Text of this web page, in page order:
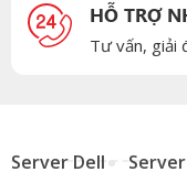
HỖ TRỢ
Tư vấn, giải
Server Dell Server